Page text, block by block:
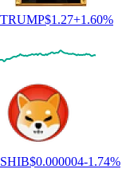
TRUMP$1.27+1.60%
SHIB$0.000004-1.74%